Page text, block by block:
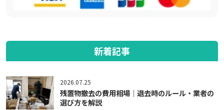
新着記事
2026.07.25
残置物撤去の費用相場｜退去時のルール・業者の
選び方を解説